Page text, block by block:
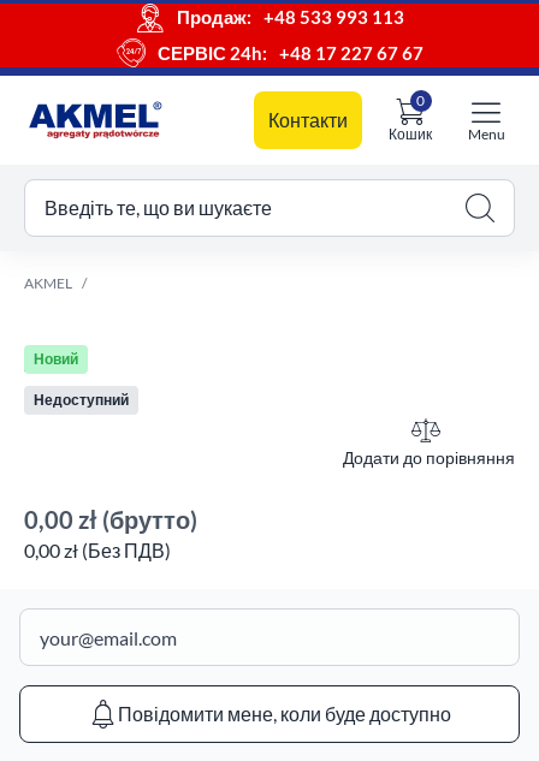
Продаж:
+48 533 993 113
СЕРВІС 24h:
+48 17 227 67 67
Контакти
Кошик
0
кошик
Menu
Введіть те, що ви шукаєте
AKMEL
Новий
Недоступний
Додати до порівняння
0,00 zł (брутто)
0,00 zł (Без ПДВ)
Повідомити мене, коли буде доступно